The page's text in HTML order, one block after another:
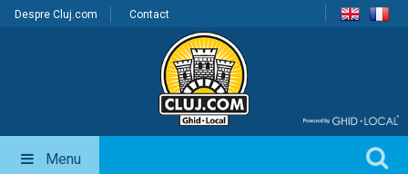
Despre Cluj.com Contact
Menu